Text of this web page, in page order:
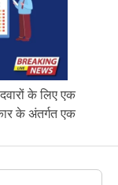
के लिए एक
के अंतर्गत एक